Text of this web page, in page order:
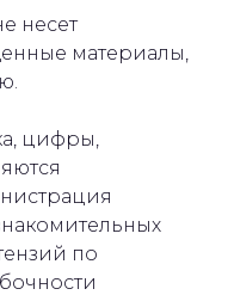
несет
материалы,
цифры,
по